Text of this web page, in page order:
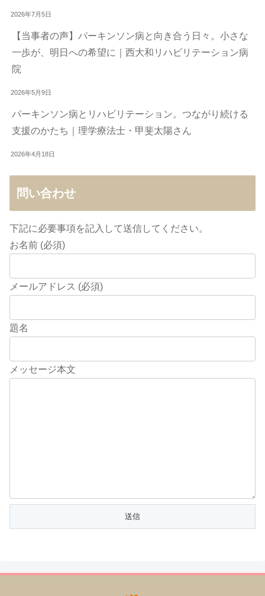
2026年7月5日
【当事者の声】パーキンソン病と向き合う日々。小さな
一歩が、明日への希望に｜西大和リハビリテーション病
院
2026年5月9日
パーキンソン病とリハビリテーション。つながり続ける
支援のかたち｜理学療法士・甲斐太陽さん
2026年4月18日
問い合わせ
下記に必要事項を記入して送信してください。
お名前 (必須)
メールアドレス (必須)
題名
メッセージ本文